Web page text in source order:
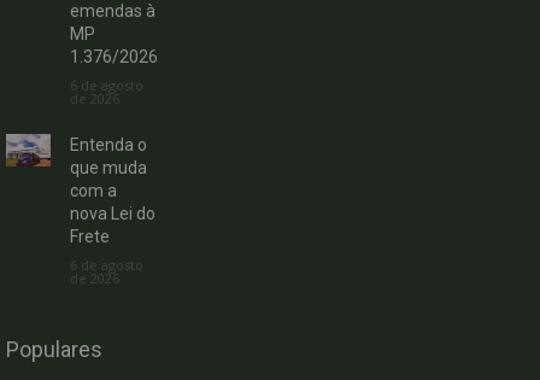
emendas à
MP
1.376/2026
6 de agosto
de 2026
Entenda o
que muda
com a
nova Lei do
Frete
6 de agosto
de 2026
Populares